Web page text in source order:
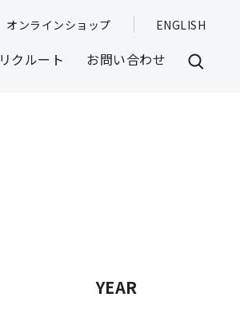
リクルート お問い合わせ
オンラインショップ ENGLISH
YEAR